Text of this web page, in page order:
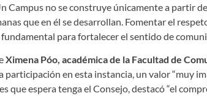
Campus no se construye únicamente a partir
que en él se desarrollan. Fomentar el
para fortalecer el sentido de
Ximena Póo, académica de la Facultad de
participación en esta instancia, un valor “muy
que espera tenga el Consejo, destacó “el